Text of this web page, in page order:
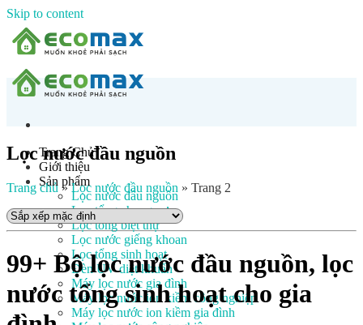
Skip to content
Trang Chủ
Giới thiệu
Sản phẩm
Lọc nước đầu nguồn
Lọc tổng chung cư
Lọc tổng biệt thự
Lọc nước giếng khoan
Lọc tổng sinh hoạt
Đèn UV diệt khuẩn
Máy lọc nước gia đình
Máy lọc nước ion kiềm công nghiệp
Máy lọc nước ion kiềm gia đình
Lọc nước đầu nguồn
Trang chủ »Lọc nước đầu nguồn » Trang 2
99+ Bộ lọc nước đầu nguồn, lọc
nước tổng sinh hoạt cho gia